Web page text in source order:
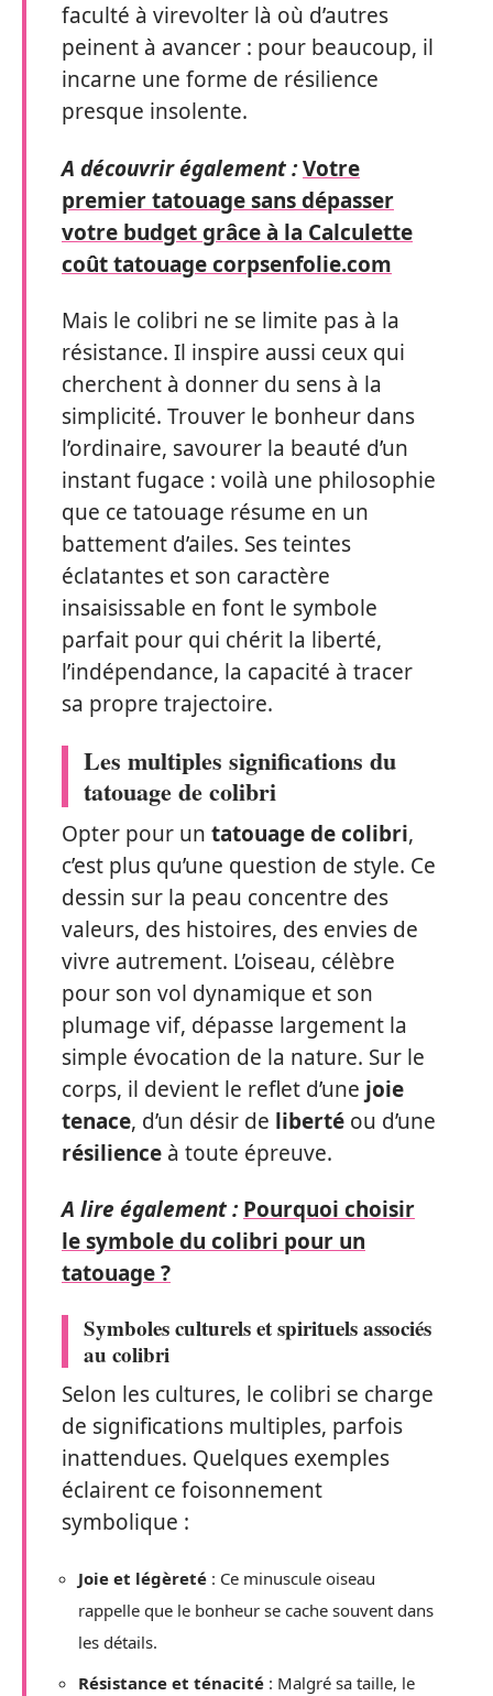
faculté à virevolter là où d’autres
peinent à avancer : pour beaucoup, il
incarne une forme de résilience
presque insolente.
A découvrir également :Votre
premier tatouage sans dépasser
votre budget grâce à la Calculette
coût tatouage corpsenfolie.com
Mais le colibri ne se limite pas à la
résistance. Il inspire aussi ceux qui
cherchent à donner du sens à la
simplicité. Trouver le bonheur dans
l’ordinaire, savourer la beauté d’un
instant fugace : voilà une philosophie
que ce tatouage résume en un
battement d’ailes. Ses teintes
éclatantes et son caractère
insaisissable en font le symbole
parfait pour qui chérit la liberté,
l’indépendance, la capacité à tracer
sa propre trajectoire.
Les multiples significations du
tatouage de colibri
Opter pour un tatouage de colibri,
c’est plus qu’une question de style. Ce
dessin sur la peau concentre des
valeurs, des histoires, des envies de
vivre autrement. L’oiseau, célèbre
pour son vol dynamique et son
plumage vif, dépasse largement la
simple évocation de la nature. Sur le
corps, il devient le reflet d’une joie
tenace, d’un désir de liberté ou d’une
résilience à toute épreuve.
A lire également : Pourquoi choisir
le symbole du colibri pour un
tatouage ?
Symboles culturels et spirituels associés
au colibri
Selon les cultures, le colibri se charge
de significations multiples, parfois
inattendues. Quelques exemples
éclairent ce foisonnement
symbolique :
Joie et légèreté : Ce minuscule oiseau
rappelle que le bonheur se cache souvent dans
les détails.
Résistance et ténacité : Malgré sa taille, le